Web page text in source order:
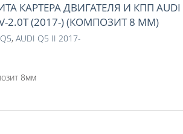
КАРТЕРА ДВИГАТЕЛЯ И КПП AUDI
2.0T (2017-) (КОМПОЗИТ 8 ММ)
, AUDI Q5 II 2017-
8мм